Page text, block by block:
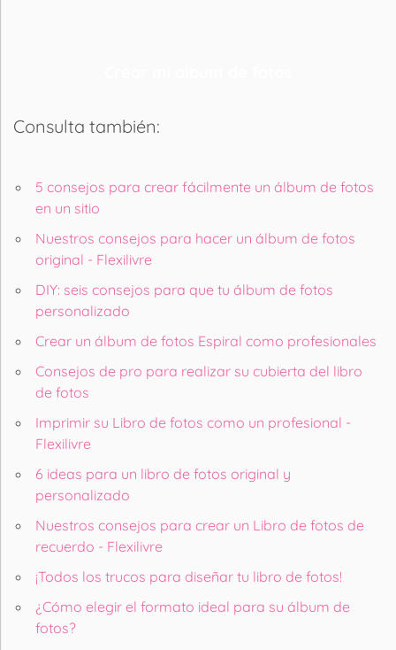
Consulta también:
5 consejos para crear fácilmente un álbum de fotos
en un sitio
Nuestros consejos para hacer un álbum de fotos
original - Flexilivre
DIY: seis consejos para que tu álbum de fotos
personalizado
Crear un álbum de fotos Espiral como profesionales
Consejos de pro para realizar su cubierta del libro
de fotos
Imprimir su Libro de fotos como un profesional -
Flexilivre
6 ideas para un libro de fotos original y
personalizado
Nuestros consejos para crear un Libro de fotos de
recuerdo - Flexilivre
¡Todos los trucos para diseñar tu libro de fotos!
¿Cómo elegir el formato ideal para su álbum de
fotos?